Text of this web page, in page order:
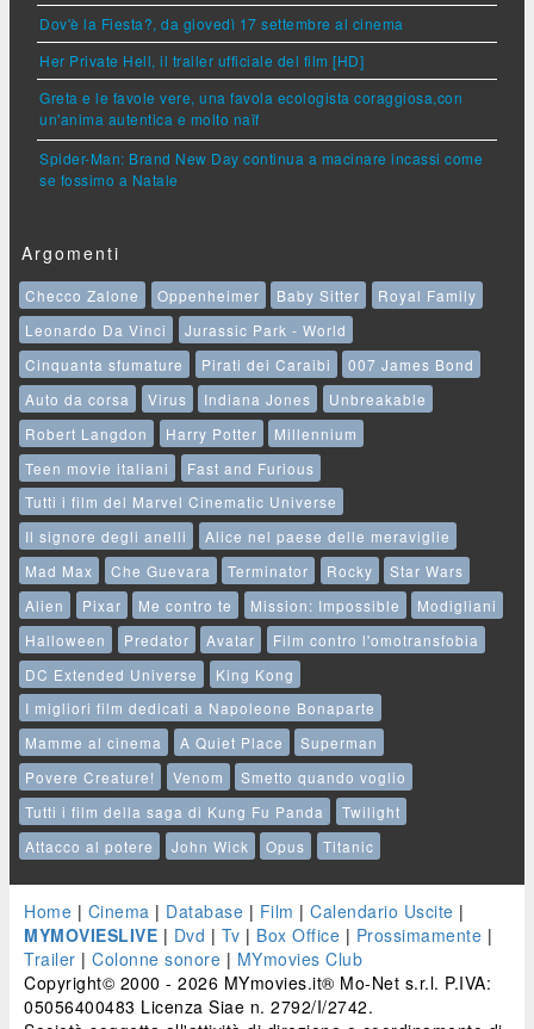
Dov'è la Fiesta?, da giovedì 17 settembre al cinema
Her Private Hell, il trailer ufficiale del film [HD]
Greta e le favole vere, una favola ecologista coraggiosa,con
un'anima autentica e molto naïf
Spider-Man: Brand New Day continua a macinare incassi come
se fossimo a Natale
Argomenti
Checco Zalone Oppenheimer Baby Sitter
Royal Family
Leonardo Da Vinci
Jurassic Park - World
Cinquanta sfumature
Pirati dei Caraibi
007 James Bond
Auto da corsa
Virus Indiana Jones
Unbreakable
Robert Langdon
Harry Potter
Millennium
Teen movie italiani
Fast and Furious
Tutti i film del Marvel Cinematic Universe
Il signore degli anelli
Alice nel paese delle meraviglie
Mad Max
Che Guevara Terminator Rocky
Star Wars
Alien
Pixar Me contro te Mission: Impossible
Modigliani
Halloween
Predator Avatar
Film contro l'omotransfobia
DC Extended Universe
King Kong
I migliori film dedicati a Napoleone Bonaparte
Mamme al cinema
A Quiet Place
Superman
Povere Creature!
Venom
Smetto quando voglio
Tutti i film della saga di Kung Fu Panda
Twilight
Attacco al potere
John Wick Opus Titanic
Home | Cinema | Database | Film | Calendario Uscite |
MYMOVIESLIVE | Dvd | Tv | Box Office | Prossimamente |
Trailer | Colonne sonore | MYmovies Club
Copyright© 2000 - 2026 MYmovies.it® Mo-Net s.r.l. P.IVA:
05056400483 Licenza Siae n. 2792/I/2742.